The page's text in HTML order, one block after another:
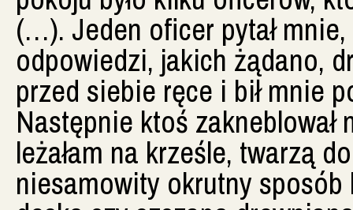
(…). Jeden oficer pytał
odpowiedzi, jakich żądano,
przed siebie ręce i bił mnie
Następnie ktoś
leżałam na krześle, twarzą
niesamowity okrutny